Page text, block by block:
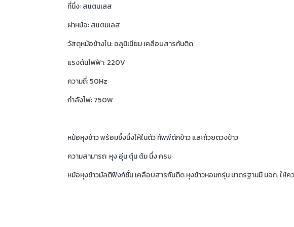
ที่นึ่ง: สแตนเลส
ฝาหม้อ: สแตนเลส
วัสดุหม้อข้างใน: อลูมิเนียม เคลือบสารกันติด
แรงดันไฟฟ้า: 220V
ความถี่: 50Hz
กำลังไฟ: 750W
หม้อหุงข้าว พร้อมซึ้งนึ่งให้ในตัว ทัพพีตักข้าว และถ้วยตวงข้าว
ความสามารถ: หุง อุ่น ตุ๋น ต้ม นึ่ง ครบ
หม้อหุงข้าวมัลติฟังก์ชั่น เคลือบสารกันติด หุงข้าวหอมกรุ่น มาตรฐานมี มอก. ให้